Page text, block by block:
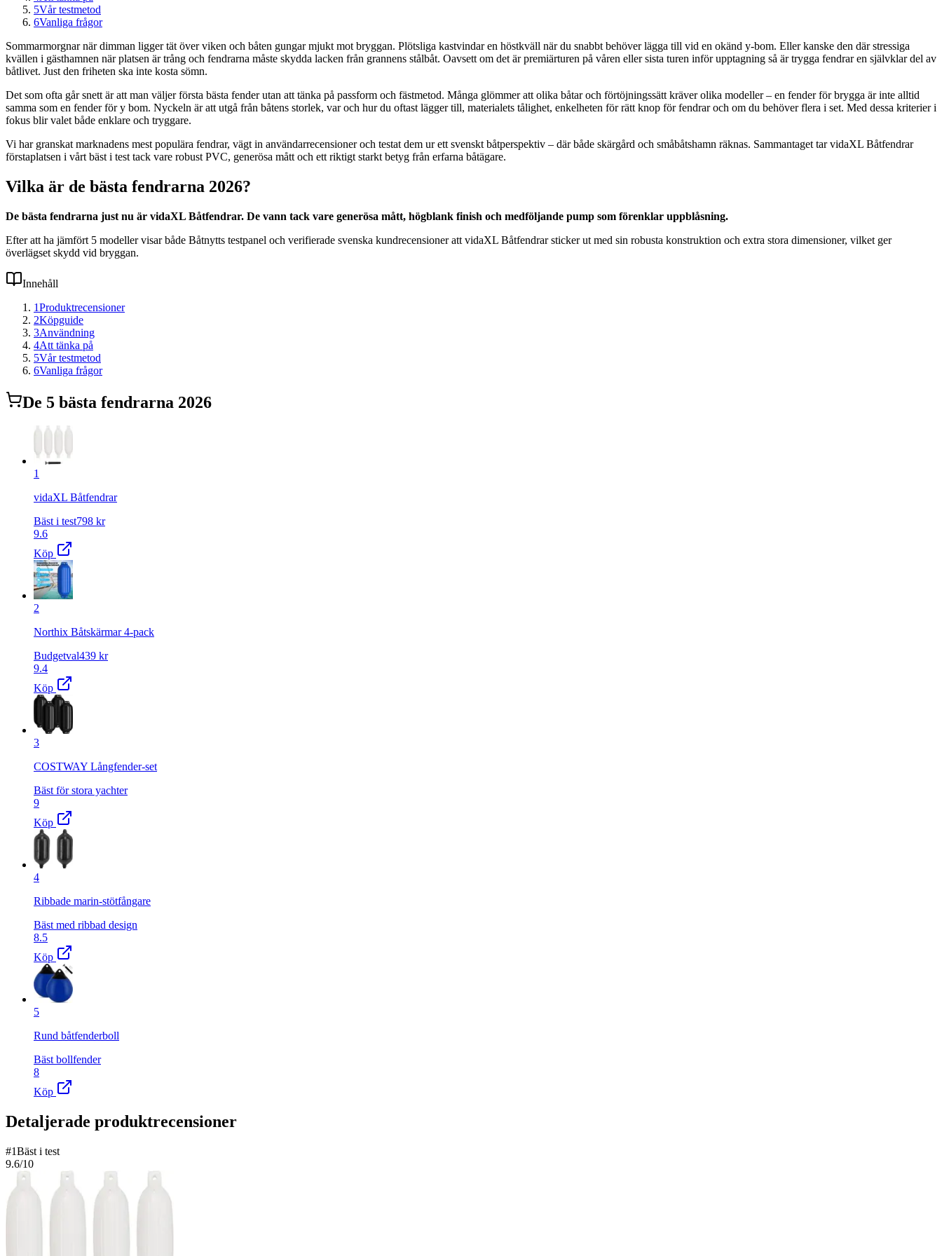
5Vår testmetod
6Vanliga frågor
Sommarmorgnar när dimman ligger tät över viken och båten gungar mjukt mot bryggan. Plötsliga kastvindar en höstkväll när du snabbt behöver lägga till vid en okänd y-bom. Eller kanske den där stressiga
kvällen i gästhamnen när platsen är trång och fendrarna måste skydda lacken från grannens stålbåt. Oavsett om det är premiärturen på våren eller sista turen inför upptagning så är trygga fendrar en självklar del av
båtlivet. Just den friheten ska inte kosta sömn.
Det som ofta går snett är att man väljer första bästa fender utan att tänka på passform och fästmetod. Många glömmer att olika båtar och förtöjningssätt kräver olika modeller – en fender för brygga är inte alltid
samma som en fender för y bom. Nyckeln är att utgå från båtens storlek, var och hur du oftast lägger till, materialets tålighet, enkelheten för rätt knop för fendrar och om du behöver flera i set. Med dessa kriterier i
fokus blir valet både enklare och tryggare.
Vi har granskat marknadens mest populära fendrar, vägt in användarrecensioner och testat dem ur ett svenskt båtperspektiv – där både skärgård och småbåtshamn räknas. Sammantaget tar vidaXL Båtfendrar
förstaplatsen i vårt bäst i test tack vare robust PVC, generösa mått och ett riktigt starkt betyg från erfarna båtägare.
Vilka är de bästa fendrarna 2026?
De bästa fendrarna just nu är vidaXL Båtfendrar. De vann tack vare generösa mått, högblank finish och medföljande pump som förenklar uppblåsning.
Efter att ha jämfört 5 modeller visar både Båtnytts testpanel och verifierade svenska kundrecensioner att vidaXL Båtfendrar sticker ut med sin robusta konstruktion och extra stora dimensioner, vilket ger
överlägset skydd vid bryggan.
Innehåll
1Produktrecensioner
2Köpguide
3Användning
4Att tänka på
5Vår testmetod
6Vanliga frågor
De 5 bästa fendrarna 2026
1
vidaXL Båtfendrar
Bäst i test798 kr
9.6
Köp
2
Northix Båtskärmar 4-pack
Budgetval439 kr
9.4
Köp
3
COSTWAY Långfender-set
Bäst för stora yachter
9
Köp
4
Ribbade marin-stötfångare
Bäst med ribbad design
8.5
Köp
5
Rund båtfenderboll
Bäst bollfender
8
Köp
Detaljerade produktrecensioner
#1Bäst i test
9.6/10